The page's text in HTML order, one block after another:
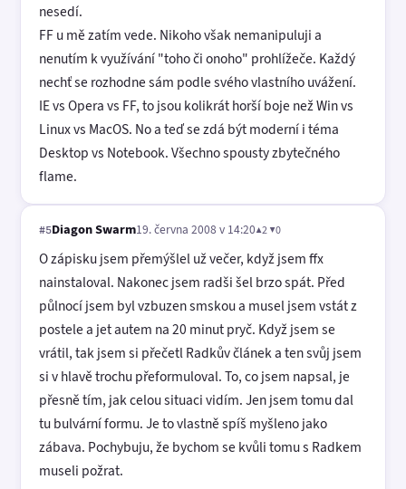
nesedí.
FF u mě zatím vede. Nikoho však nemanipuluji a
nenutím k využívání "toho či onoho" prohlížeče. Každý
nechť se rozhodne sám podle svého vlastního uvážení.
IE vs Opera vs FF, to jsou kolikrát horší boje než Win vs
Linux vs MacOS. No a teď se zdá být moderní i téma
Desktop vs Notebook. Všechno spousty zbytečného
flame.
#5Diagon Swarm19. června 2008 v 14:20▲2 ▼0
O zápisku jsem přemýšlel už večer, když jsem ffx
nainstaloval. Nakonec jsem radši šel brzo spát. Před
půlnocí jsem byl vzbuzen smskou a musel jsem vstát z
postele a jet autem na 20 minut pryč. Když jsem se
vrátil, tak jsem si přečetl Radkův článek a ten svůj jsem
si v hlavě trochu přeformuloval. To, co jsem napsal, je
přesně tím, jak celou situaci vidím. Jen jsem tomu dal
tu bulvární formu. Je to vlastně spíš myšleno jako
zábava. Pochybuju, že bychom se kvůli tomu s Radkem
museli požrat.